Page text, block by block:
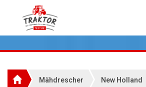
Home
Über 7.000
Mähdrescher New Holland